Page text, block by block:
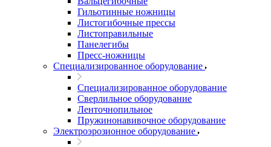
Гильотинные ножницы
Листогибочные прессы
Листоправильные
Панелегибы
Пресс-ножницы
Специализированное оборудование
Специализированное оборудование
Сверлильное оборудование
Ленточнопильное
Пружинонавивочное оборудование
Электроэрозионное оборудование